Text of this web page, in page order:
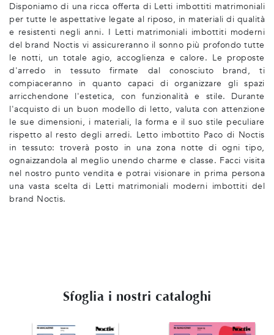
Disponiamo di una ricca offerta di Letti imbottiti matrimoniali
per tutte le aspettative legate al riposo, in materiali di qualità
e resistenti negli anni. I Letti matrimoniali imbottiti moderni
del brand Noctis vi assicureranno il sonno più profondo tutte
le notti, un totale agio, accoglienza e calore. Le proposte
d'arredo in tessuto firmate dal conosciuto brand, ti
compiaceranno in quanto capaci di organizzare gli spazi
arricchendone l'estetica, con funzionalità e stile. Durante
l'acquisto di un buon modello di letto, valuta con attenzione
le sue dimensioni, i materiali, la forma e il suo stile peculiare
rispetto al resto degli arredi. Letto imbottito Paco di Noctis
in tessuto: troverà posto in una zona notte di ogni tipo,
ognaizzandola al meglio unendo charme e classe. Facci visita
nel nostro punto vendita e potrai visionare in prima persona
una vasta scelta di Letti matrimoniali moderni imbottiti del
brand Noctis.
Sfoglia i nostri cataloghi